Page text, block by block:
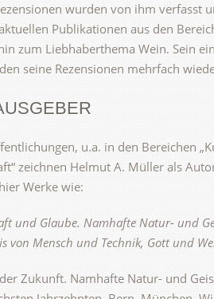
wurden von ihm verfasst
Publikationen aus den
zum Liebhaberthema Wein. Sein
seine Rezensionen mehrfach
u.a. in den Bereichen
zeichnen Helmut A. Müller als
Werke wie:
und Glaube. Namhafte Natur- und
von Mensch und Technik, Gott und
Zukunft. Namhafte Natur- und